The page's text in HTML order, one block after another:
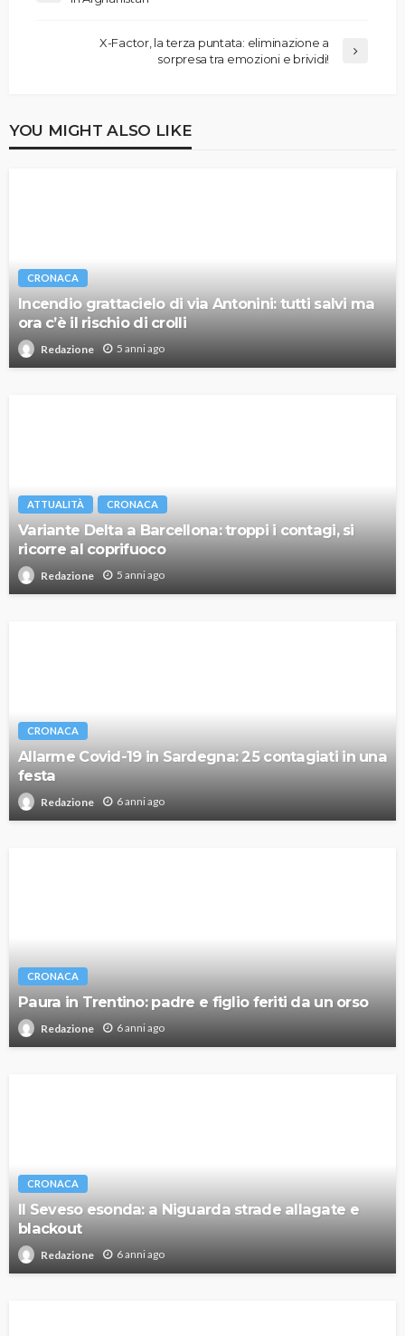
X-Factor, la terza puntata: eliminazione a
sorpresa tra emozioni e brividi!
YOU MIGHT ALSO LIKE
CRONACA
Incendio grattacielo di via Antonini: tutti salvi ma
ora c’è il rischio di crolli
Redazione 5 anni ago
ATTUALITÀ CRONACA
Variante Delta a Barcellona: troppi i contagi, si
ricorre al coprifuoco
Redazione 5 anni ago
CRONACA
Allarme Covid-19 in Sardegna: 25 contagiati in una
festa
Redazione 6 anni ago
CRONACA
Paura in Trentino: padre e figlio feriti da un orso
Redazione 6 anni ago
CRONACA
Il Seveso esonda: a Niguarda strade allagate e
blackout
Redazione 6 anni ago